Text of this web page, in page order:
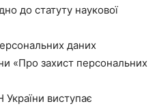
до статуту наукової
даних
«Про захист персональних
виступає